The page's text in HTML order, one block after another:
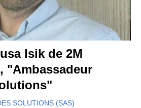
Isik de 2M
"Ambassadeur
SOLUTIONS (SAS)